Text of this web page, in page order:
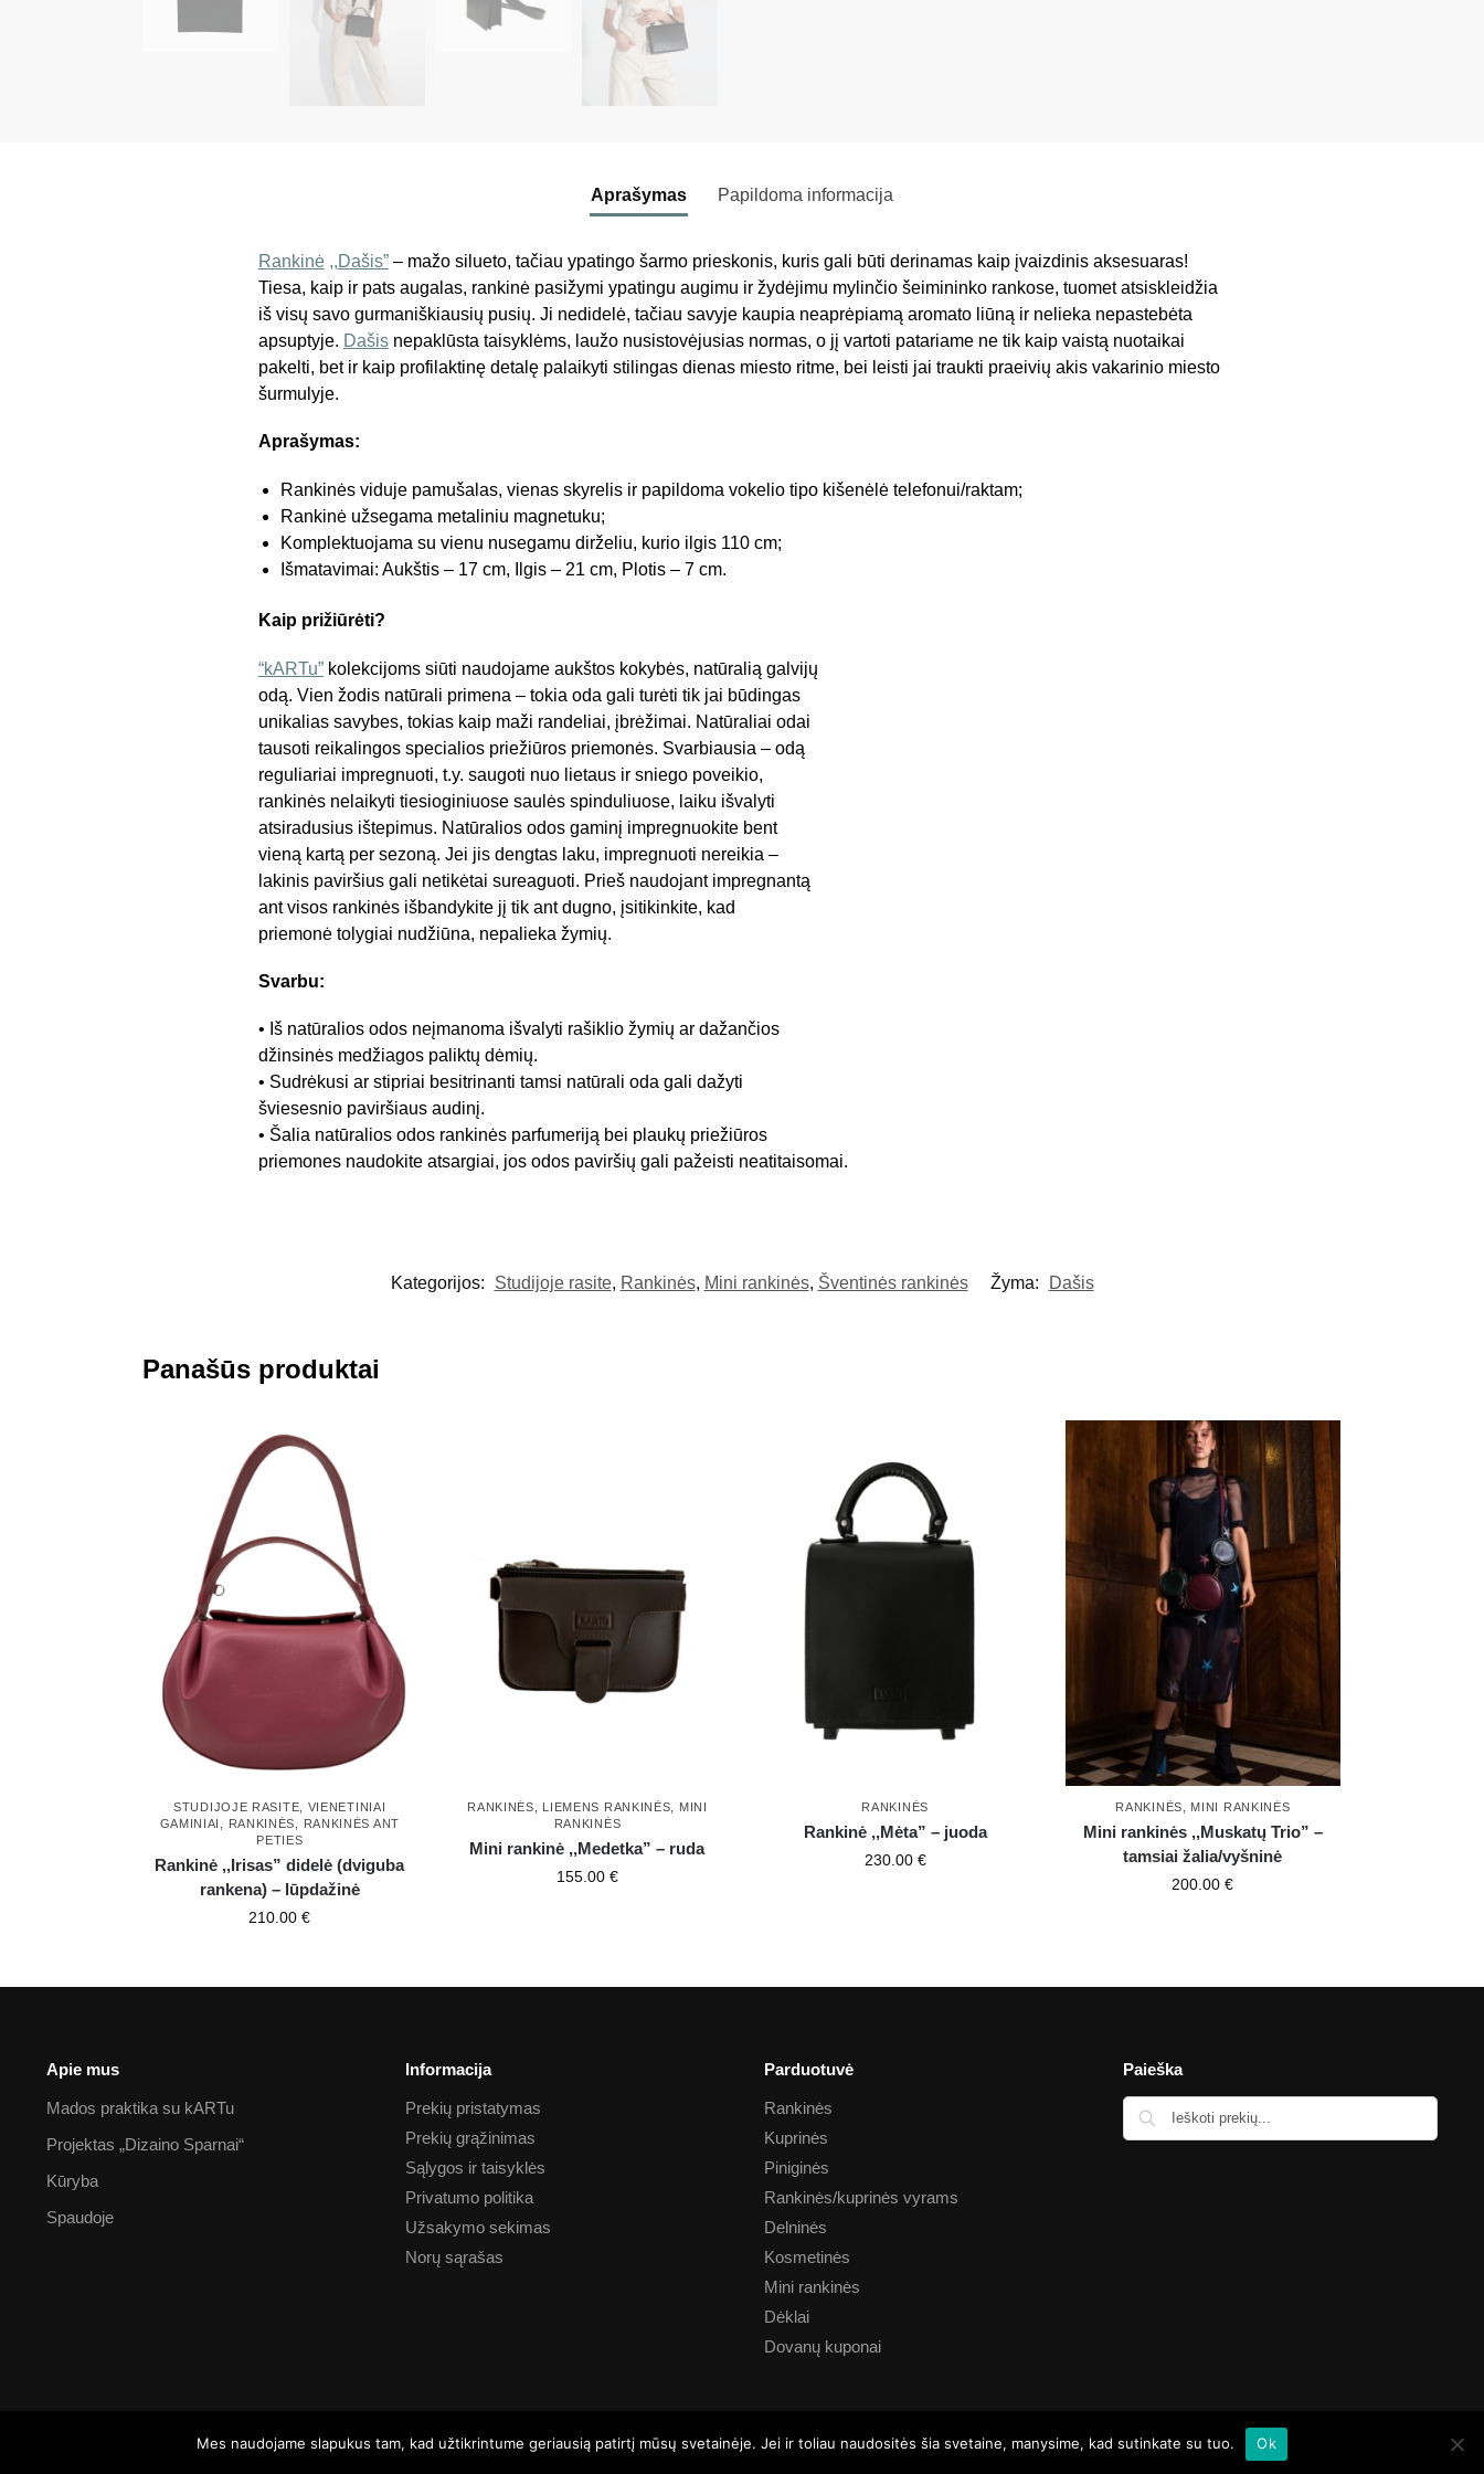
Aprašymas Papildoma informacija
Rankinė ,,Dašis”– mažo silueto, tačiau ypatingo šarmo prieskonis, kuris gali būti derinamas kaip įvaizdinis aksesuaras!
Tiesa, kaip ir pats augalas, rankinė pasižymi ypatingu augimu ir žydėjimu mylinčio šeimininko rankose, tuomet atsiskleidžia
iš visų savo gurmaniškiausių pusių. Ji nedidelė, tačiau savyje kaupia neaprėpiamą aromato liūną ir nelieka nepastebėta
apsuptyje. Dašisnepaklūsta taisyklėms, laužo nusistovėjusias normas, o jį vartoti patariame ne tik kaip vaistą nuotaikai
pakelti, bet ir kaip profilaktinę detalę palaikyti stilingas dienas miesto ritme, bei leisti jai traukti praeivių akis vakarinio miesto
šurmulyje.
Aprašymas:
Rankinės viduje pamušalas, vienas skyrelis ir papildoma vokelio tipo kišenėlė telefonui/raktam;
Rankinė užsegama metaliniu magnetuku;
Komplektuojama su vienu nusegamu dirželiu, kurio ilgis 110 cm;
Išmatavimai: Aukštis – 17 cm, Ilgis – 21 cm, Plotis – 7 cm.
Kaip prižiūrėti?
“kARTu”kolekcijoms siūti naudojame aukštos kokybės, natūralią galvijų
odą. Vien žodis natūrali primena – tokia oda gali turėti tik jai būdingas
unikalias savybes, tokias kaip maži randeliai, įbrėžimai. Natūraliai odai
tausoti reikalingos specialios priežiūros priemonės. Svarbiausia – odą
reguliariai impregnuoti, t.y. saugoti nuo lietaus ir sniego poveikio,
rankinės nelaikyti tiesioginiuose saulės spinduliuose, laiku išvalyti
atsiradusius ištepimus. Natūralios odos gaminį impregnuokite bent
vieną kartą per sezoną. Jei jis dengtas laku, impregnuoti nereikia –
lakinis paviršius gali netikėtai sureaguoti. Prieš naudojant impregnantą
ant visos rankinės išbandykite jį tik ant dugno, įsitikinkite, kad
priemonė tolygiai nudžiūna, nepalieka žymių.
Svarbu:
• Iš natūralios odos neįmanoma išvalyti rašiklio žymių ar dažančios
džinsinės medžiagos paliktų dėmių.
• Sudrėkusi ar stipriai besitrinanti tamsi natūrali oda gali dažyti
šviesesnio paviršiaus audinį.
• Šalia natūralios odos rankinės parfumeriją bei plaukų priežiūros
priemones naudokite atsargiai, jos odos paviršių gali pažeisti neatitaisomai.
Kategorijos: Studijoje rasite, Rankinės, Mini rankinės, Šventinės rankinės Žyma: Dašis
Panašūs produktai
STUDIJOJE RASITE, VIENETINIAI
GAMINIAI , RANKINĖS,
RANKINĖS ANT
PETIES
Rankinė ,,Irisas” didelė (dviguba
rankena) – lūpdažinė
210.00€
RANKINĖS, LIEMENS RANKINĖS, MINI
RANKINĖS
Mini rankinė ,,Medetka” – ruda
155.00 €
RANKINĖS
Rankinė ,,Mėta” – juoda
230.00 €
RANKINĖS, MINI RANKINĖS
Mini rankinės ,,Muskatų Trio” –
tamsiai žalia/vyšninė
200.00€
Apie mus
Mados praktika su kARTu
Projektas „Dizaino Sparnai“
Kūryba
Spaudoje
Informacija
Prekių pristatymas
Prekių grąžinimas
Sąlygos ir taisyklės
Privatumo politika
Užsakymo sekimas
Norų sąrašas
Parduotuvė
Rankinės
Kuprinės
Piniginės
Rankinės/kuprinės vyrams
Delninės
Kosmetinės
Mini rankinės
Dėklai
Dovanų kuponai
Paieška
Visos teisės saugomos © Kartustudio.com
Mes naudojame slapukus tam, kad užtikrintume geriausią patirtį mūsų svetainėje. Jei ir toliau naudositės šia svetaine, manysime, kad sutinkate su tuo. Ok